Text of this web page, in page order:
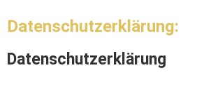
Datenschutzerklärung:
Datenschutz­erklärung